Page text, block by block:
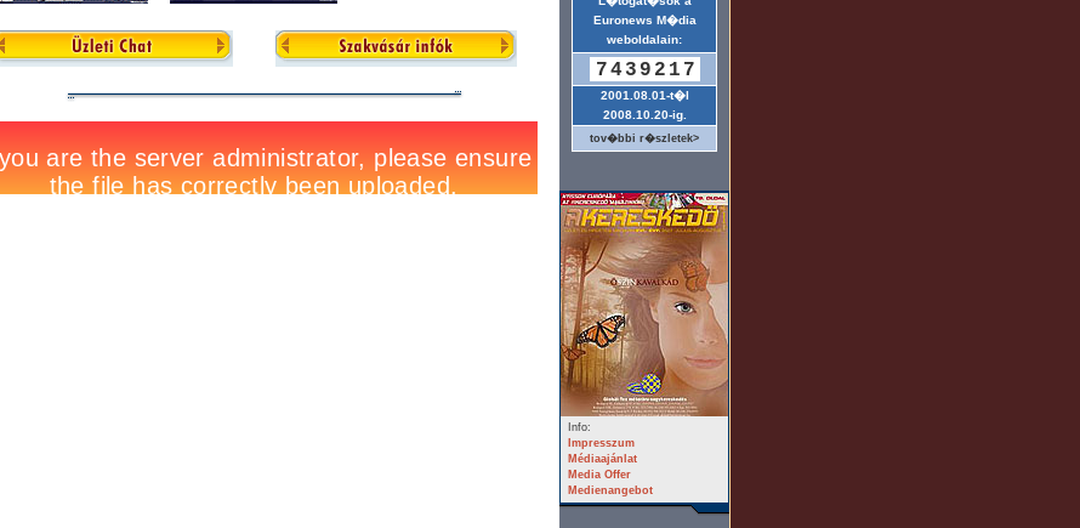
Euronews M�dia
weboldalain:
7439217
2001.08.01-t�l
2008.10.20-ig.
tov�bbi r�szletek>
Info:
Impresszum
Médiaajánlat
Media Offer
Medienangebot